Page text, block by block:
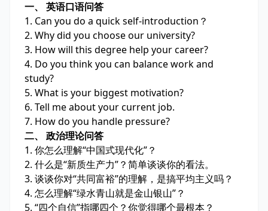
一、 英语口语问答
1. Can you do a quick self-introduction？
2. Why did you choose our university?
3. How will this degree help your career?
4. Do you think you can balance work and
study?
5. What is your biggest motivation?
6. Tell me about your current job.
7. How do you handle pressure?
二、 政治理论问答
1. 你怎么理解“中国式现代化”？
2. 什么是“新质生产力”？简单谈谈你的看法。
3. 谈谈你对“共同富裕”的理解，是搞平均主义吗？
4. 怎么理解“绿水青山就是金山银山”？
5. “四个自信”指哪四个？你觉得哪个最根本？